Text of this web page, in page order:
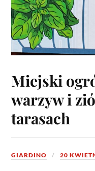
Miejski
warzyw i
tarasach
GIARDINO 20